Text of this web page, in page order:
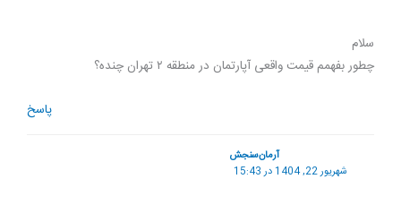
سلام
چطور بفهمم قیمت واقعی آپارتمان در منطقه ۲ تهران چنده؟
پاسخ
آرمان‌سنجش
شهریور 22, 1404 در 15:43